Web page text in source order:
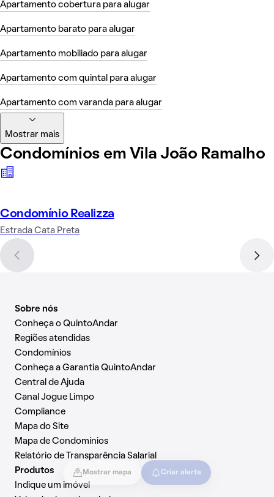
Mostrar mapa Criar alerta
Apartamento cobertura para alugar
Apartamento barato para alugar
Apartamento mobiliado para alugar
Apartamento com quintal para alugar
Apartamento com varanda para alugar
Mostrar mais
Condomínios em Vila João Ramalho
Condomínio Realizza
Estrada Cata Preta
Sobre nós
Conheça o QuintoAndar
Regiões atendidas
Condomínios
Conheça a Garantia QuintoAndar
Central de Ajuda
Canal Jogue Limpo
Compliance
Mapa do Site
Mapa de Condomínios
Relatório de Transparência Salarial
Produtos
Indique um imóvel